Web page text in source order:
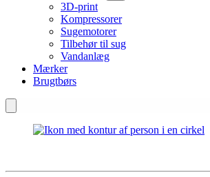
3D-print
Kompressorer
Sugemotorer
Tilbehør til sug
Vandanlæg
Mærker
Brugtbørs